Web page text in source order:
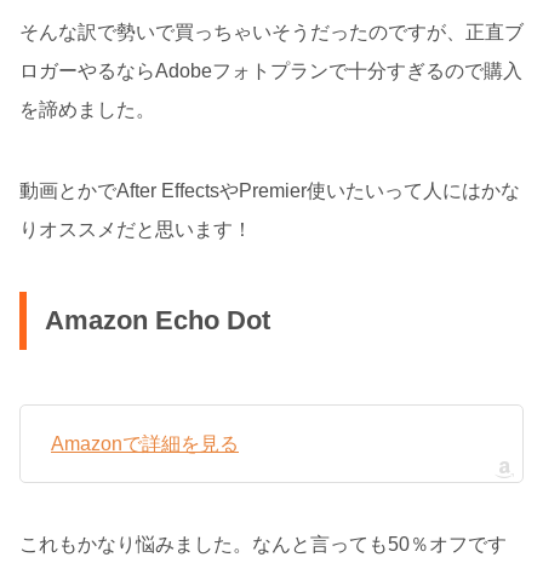
そんな訳で勢いで買っちゃいそうだったのですが、正直ブ
ロガーやるならAdobeフォトプランで十分すぎるので購入
を諦めました。
動画とかでAfter EffectsやPremier使いたいって人にはかな
りオススメだと思います！
Amazon Echo Dot
Amazonで詳細を見る
これもかなり悩みました。なんと言っても50％オフです